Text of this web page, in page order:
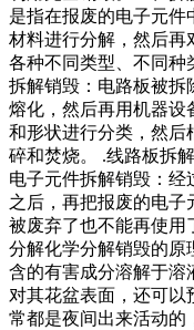
是指在报废的电子元
材料进行分解，然后再
各种不同类型、不同种
拆解销毁：电路板被拆
熔化，然后再用机器设
和形状进行分类，然后
碎和焚烧。 .线路板拆
电子元件拆解销毁：经
之后，再把报废的电子
被废弃了也不能再使用
分解化学分解销毁的原
含的有害成分溶解于溶
对其花盆表面，还可以
常都是夜间出来活动的